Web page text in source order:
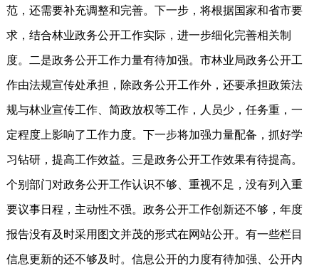
范，还需要补充调整和完善。下一步，将根据国家和省市要
求，结合林业政务公开工作实际，进一步细化完善相关制
度。二是政务公开工作力量有待加强。市林业局政务公开工
作由法规宣传处承担，除政务公开工作外，还要承担政策法
规与林业宣传工作、简政放权等工作，人员少，任务重，一
定程度上影响了工作力度。下一步将加强力量配备，抓好学
习钻研，提高工作效益。三是政务公开工作效果有待提高。
个别部门对政务公开工作认识不够、重视不足，没有列入重
要议事日程，主动性不强。政务公开工作创新还不够，年度
报告没有及时采用图文并茂的形式在网站公开。有一些栏目
信息更新的还不够及时。信息公开的力度有待加强、公开内